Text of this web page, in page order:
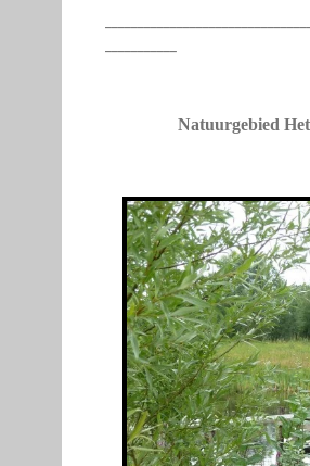
Natuurgebied